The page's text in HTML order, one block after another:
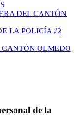
DEL CANTÓN
LA POLICÍA #2
CANTÓN OLMEDO
de la